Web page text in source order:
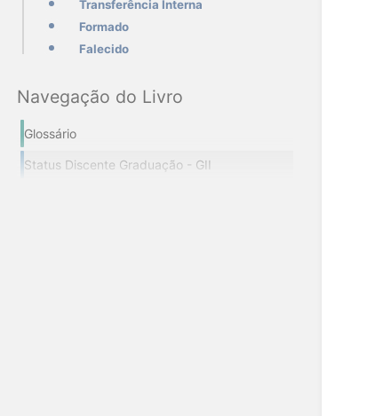
Transferência Interna
Formado
Falecido
Navegação do Livro
Glossário
Status Discente Graduação - GII